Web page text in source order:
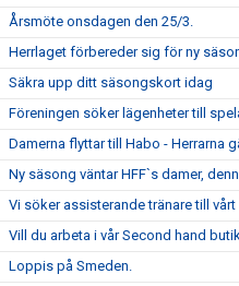
Årsmöte onsdagen den 25/3.
Herrlaget förbereder sig för ny
Säkra upp ditt säsongskort idag
Föreningen söker lägenheter till
Damerna flyttar till Habo - Herrarna
Ny säsong väntar HFF`s damer,
Vi söker assisterande tränare till vårt
Vill du arbeta i vår Second hand
Loppis på Smeden.